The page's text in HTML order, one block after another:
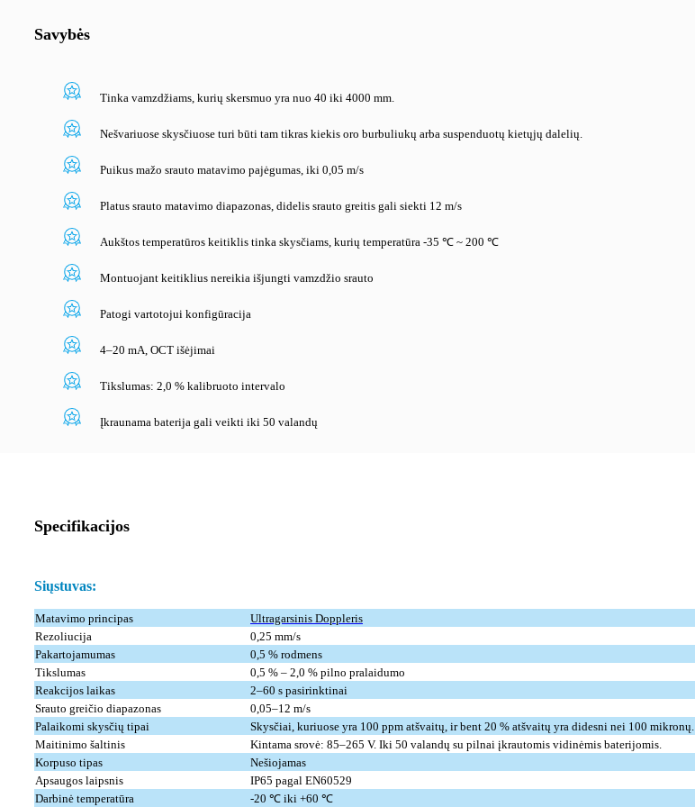
Savybės
Tinka vamzdžiams, kurių skersmuo yra nuo 40 iki 4000 mm.
Nešvariuose skysčiuose turi būti tam tikras kiekis oro burbuliukų arba suspenduotų kietųjų dalelių.
Puikus mažo srauto matavimo pajėgumas, iki 0,05 m/s
Platus srauto matavimo diapazonas, didelis srauto greitis gali siekti 12 m/s
Aukštos temperatūros keitiklis tinka skysčiams, kurių temperatūra -35 ℃ ~ 200 ℃
Montuojant keitiklius nereikia išjungti vamzdžio srauto
Patogi vartotojui konfigūracija
4–20 mA, OCT išėjimai
Tikslumas: 2,0 % kalibruoto intervalo
Įkraunama baterija gali veikti iki 50 valandų
Specifikacijos
Siųstuvas:
Matavimo principas
Ultragarsinis Doppleris
Rezoliucija
0,25 mm/s
Pakartojamumas
0,5 % rodmens
Tikslumas
0,5 % – 2,0 % pilno pralaidumo
Reakcijos laikas
2–60 s pasirinktinai
Srauto greičio diapazonas
0,05–12 m/s
Palaikomi skysčių tipai
Skysčiai, kuriuose yra 100 ppm atšvaitų, ir bent 20 % atšvaitų yra didesni nei 100 mikronų.
Maitinimo šaltinis
Kintama srovė: 85–265 V. Iki 50 valandų su pilnai įkrautomis vidinėmis baterijomis.
Korpuso tipas
Nešiojamas
Apsaugos laipsnis
IP65 pagal EN60529
Darbinė temperatūra
-20 ℃ iki +60 ℃